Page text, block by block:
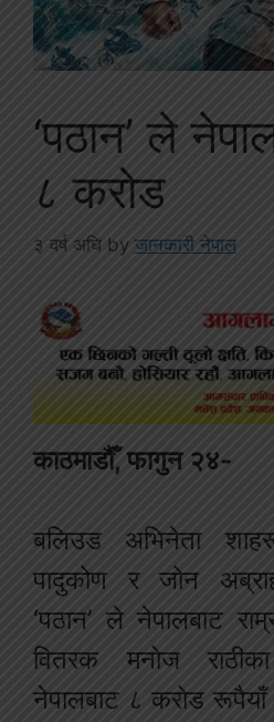
‘पठान’ ले
८ करोड
३ वर्ष अघि by जानकारी नेपाल
काठमाडौँ, फागुन २४-
बलिउड अभिनेता
पादुकोण र जोन
‘पठान’ ले नेपालबाट
वितरक मनोज
नेपालबाट ८ करोड रूपैयाँ